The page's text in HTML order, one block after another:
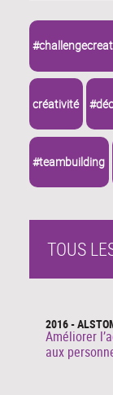
créativité
#teambuilding
TOUS
2016 -
Améliorer
aux